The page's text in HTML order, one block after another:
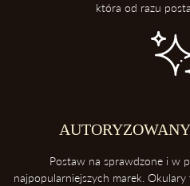
która od razu
Postaw na sprawdzone i w
najpopularniejszych marek.